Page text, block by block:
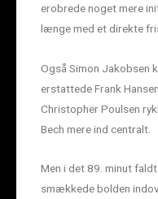
erobrede noget mere
længe med et direkte
Også Simon Jakobsen
erstattede Frank
Christopher Poulsen
Bech mere ind centralt.
Men i det 89. minut
smækkede bolden